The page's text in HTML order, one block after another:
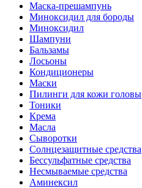
Маска-прешампунь
Миноксидил для бороды
Миноксидил
Шампуни
Бальзамы
Лосьоны
Кондиционеры
Маски
Пилинги для кожи головы
Тоники
Крема
Масла
Сыворотки
Солнцезащитные средства
Бессульфатные средства
Несмываемые средства
Аминексил